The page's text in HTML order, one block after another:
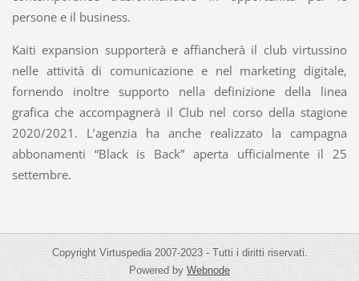
persone e il business.
Kaiti expansion supporterà e affiancherà il club virtussino
nelle attività di comunicazione e nel marketing digitale,
fornendo inoltre supporto nella definizione della linea
grafica che accompagnerà il Club nel corso della stagione
2020/2021. L’agenzia ha anche realizzato la campagna
abbonamenti “Black is Back” aperta ufficialmente il 25
settembre.
Copyright Virtuspedia 2007-2023 - Tutti i diritti riservati.
Powered byWebnode